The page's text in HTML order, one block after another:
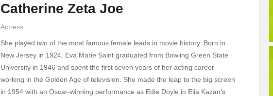
Catherine Zeta Joe
Actress
She played two of the most famous female leads in movie history. Born in
New Jersey in 1924, Eva Marie Saint graduated from Bowling Green State
University in 1946 and spent the first seven years of her acting career
working in the Golden Age of television. She made the leap to the big screen
in 1954 with an Oscar-winning performance as Edie Doyle in Elia Kazan’s